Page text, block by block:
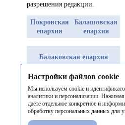
разрешения редакции.
Покровская
епархия
Балашовская
епархия
Балаковская епархия
Разработка сайта
Настройки файлов cookie
Мы используем cookie и
аналитики и персонализации.
даёте отдельное конкретное и
обработку персональных данных для